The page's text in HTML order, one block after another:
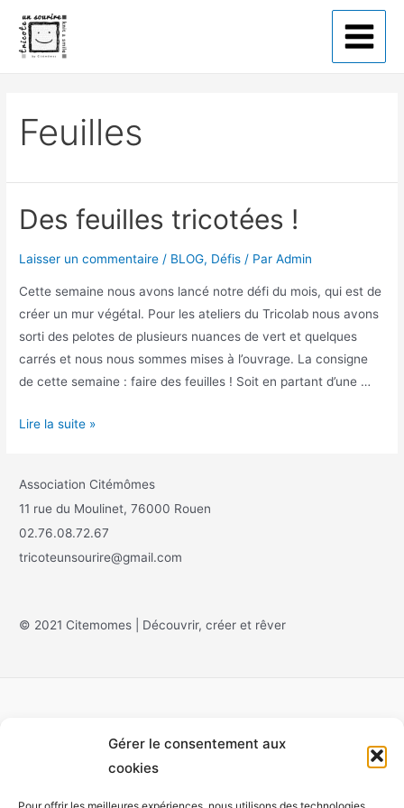
Gérer le consentement aux
cookies
Feuilles
Des feuilles tricotées !
Laisser un commentaire / BLOG, Défis / ParAdmin
Cette semaine nous avons lancé notre défi du mois, qui est de
créer un mur végétal. Pour les ateliers du Tricolab nous avons
sorti des pelotes de plusieurs nuances de vert et quelques
carrés et nous nous sommes mises à l’ouvrage. La consigne
de cette semaine : faire des feuilles ! Soit en partant d’une …
Lire la suite »
Association Citémômes
11 rue du Moulinet, 76000 Rouen
02.76.08.72.67
tricoteunsourire@gmail.com
© 2021 Citemomes | Découvrir, créer et rêver